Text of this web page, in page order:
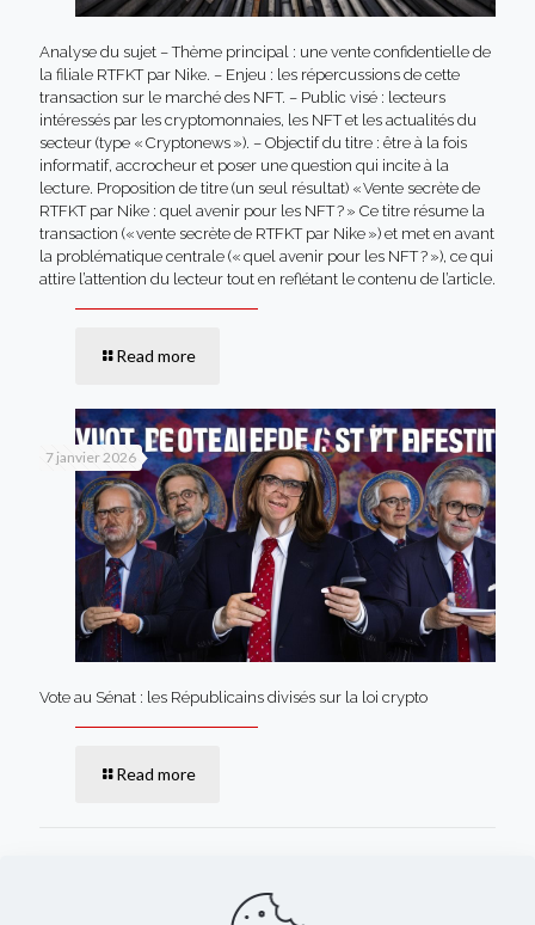
Analyse du sujet – Thème principal : une vente confidentielle de
la filiale RTFKT par Nike. – Enjeu : les répercussions de cette
transaction sur le marché des NFT. – Public visé : lecteurs
intéressés par les cryptomonnaies, les NFT et les actualités du
secteur (type « Cryptonews »). – Objectif du titre : être à la fois
informatif, accrocheur et poser une question qui incite à la
lecture. Proposition de titre (un seul résultat) « Vente secrète de
RTFKT par Nike : quel avenir pour les NFT ? » Ce titre résume la
transaction (« vente secrète de RTFKT par Nike ») et met en avant
la problématique centrale (« quel avenir pour les NFT ? »), ce qui
attire l’attention du lecteur tout en reflétant le contenu de l’article.
Read more
7 janvier 2026
Vote au Sénat : les Républicains divisés sur la loi crypto
Read more